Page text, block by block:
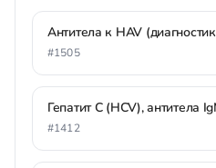
Антитела к HAV
#1505
Гепатит С (HCV), антитела
#1412